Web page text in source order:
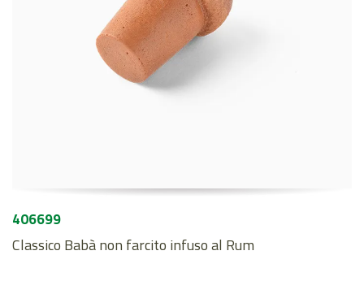
406699
Classico Babà non farcito infuso al Rum